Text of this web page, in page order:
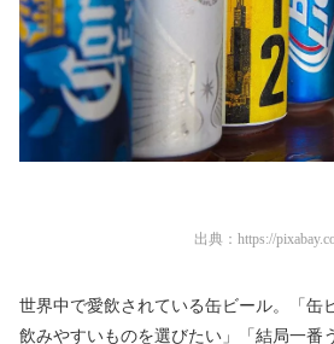
出典： https://
世界中で愛飲されている缶ビール。「缶
飲みやすいものを選びたい」「結局一番